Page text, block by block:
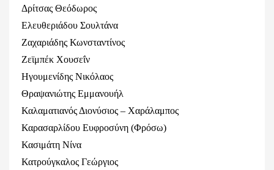
Δρίτσας Θεόδωρος
Ελευθεριάδου Σουλτάνα
Ζαχαριάδης Κωνσταντίνος
Ζεϊμπέκ Χουσεΐν
Ηγουμενίδης Νικόλαος
Θραψανιώτης Εμμανουήλ
Καλαματιανός Διονύσιος – Χαράλαμπος
Καρασαρλίδου Ευφροσύνη (Φρόσω)
Κασιμάτη Νίνα
Κατρούγκαλος Γεώργιος